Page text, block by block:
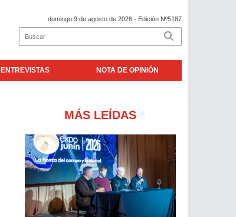
domingo 9 de agosto de 2026 - Edición Nº5187
ENTREVISTAS NOTA DE OPINIÓN
MÁS LEÍDAS